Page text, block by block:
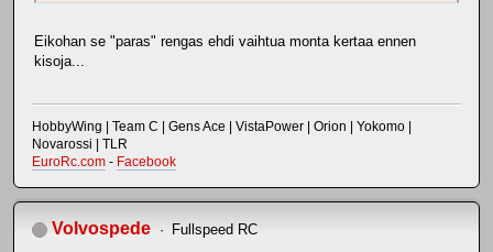
Eikohan se "paras" rengas ehdi vaihtua monta kertaa ennen
kisoja...
HobbyWing | Team C | Gens Ace | VistaPower | Orion | Yokomo |
Novarossi | TLR
EuroRc.com - Facebook
Volvospede Fullspeed RC